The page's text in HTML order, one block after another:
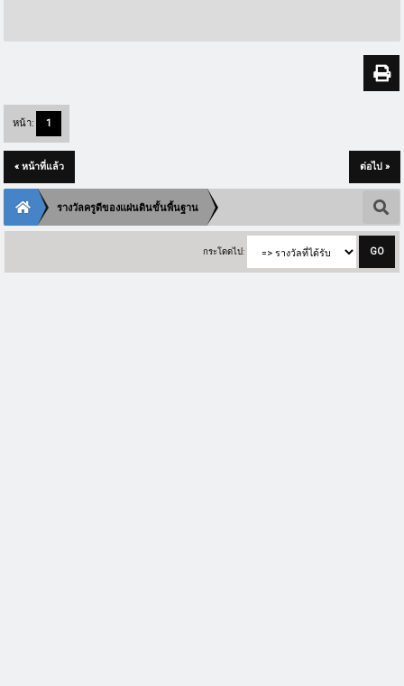
หน้า: 1
« หน้าที่แล้ว ต่อไป »
รางวัลครูดีของแผ่นดินขั้นพื้นฐาน
กระโดดไป: